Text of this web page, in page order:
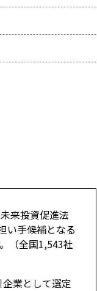
来投資促進法
い手候補となる
（全国1,543社
業として選定